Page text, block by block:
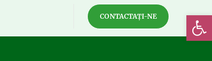
CONTACTAȚI-NE